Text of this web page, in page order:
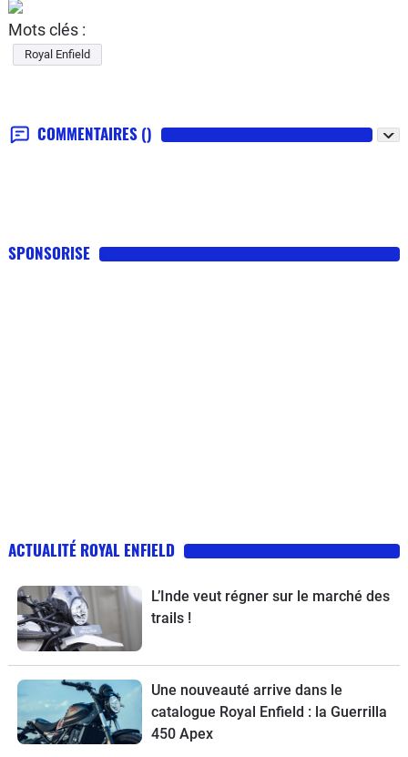
Mots clés :
Royal Enfield
COMMENTAIRES ()
SPONSORISE
ACTUALITÉ ROYAL ENFIELD
L’Inde veut régner sur le marché des
trails !
Une nouveauté arrive dans le
catalogue Royal Enfield : la Guerrilla
450 Apex